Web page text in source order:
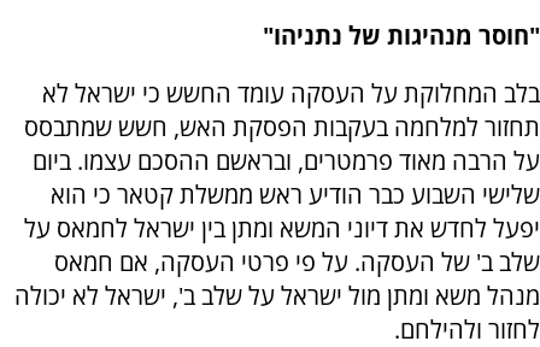
"חוסר מנהיגות של נתניהו"
בלב המחלוקת על העסקה עומד החשש כי ישראל לא
תחזור למלחמה בעקבות הפסקת האש, חשש שמתבסס
על הרבה מאוד פרמטרים, ובראשם ההסכם עצמו. ביום
שלישי השבוע כבר הודיע ראש ממשלת קטאר כי הוא
יפעל לחדש את דיוני המשא ומתן בין ישראל לחמאס על
שלב ב' של העסקה. על פי פרטי העסקה, אם חמאס
מנהל משא ומתן מול ישראל על שלב ב', ישראל לא יכולה
לחזור ולהילחם.